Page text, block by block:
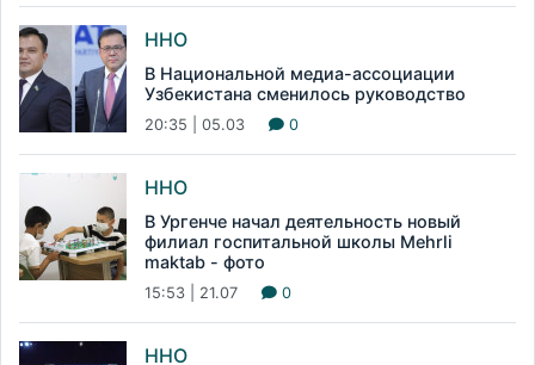
ННО
В Национальной медиа-ассоциации
Узбекистана сменилось руководство
20:35 | 05.03 0
ННО
В Ургенче начал деятельность новый
филиал госпитальной школы Mehrli
maktab - фото
15:53 | 21.07 0
ННО